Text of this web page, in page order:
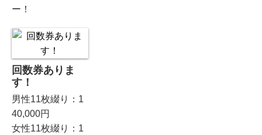
ー！
回数券ありま
す！
男性11枚綴り：1
40,000円
女性11枚綴り：1